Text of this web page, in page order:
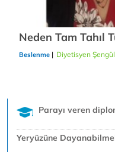
Neden Tam Tahıl
Beslenme | Diyetisyen
Parayı veren
Yeryüzüne